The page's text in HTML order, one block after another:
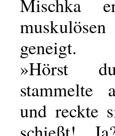
Mischka
geneigt.
»Hörst
stammelte
und reckte